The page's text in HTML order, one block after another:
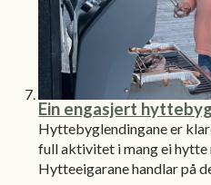
Ein engasjert
Hyttebyglendingane er
full aktivitet i mang ei hytte
Hytteeigarane handlar på